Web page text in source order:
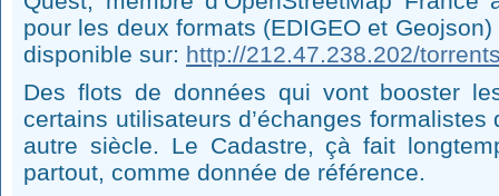
pour les deux formats (EDIGEO et
disponible sur: http://212.47.238.202/
Des flots de données qui vont booster
certains utilisateurs d’échanges formalistes
autre siècle. Le Cadastre, çà fait
partout, comme donnée de référence.